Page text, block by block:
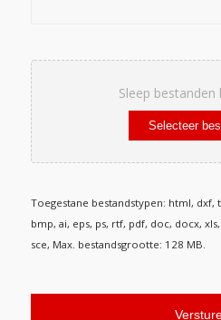
Bestand
Sleep
Selecteer
Toegestane bestandstypen: html, dxf,
bmp, ai, eps, ps, rtf, pdf, doc, docx,
sce, Max. bestandsgrootte: 128 MB.